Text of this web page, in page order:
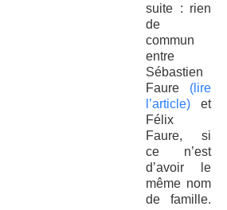
suite : rien
de
commun
entre
Sébastien
Faure (lire
l’article)et
Félix
Faure, si
ce n’est
d’avoir le
même nom
de famille.